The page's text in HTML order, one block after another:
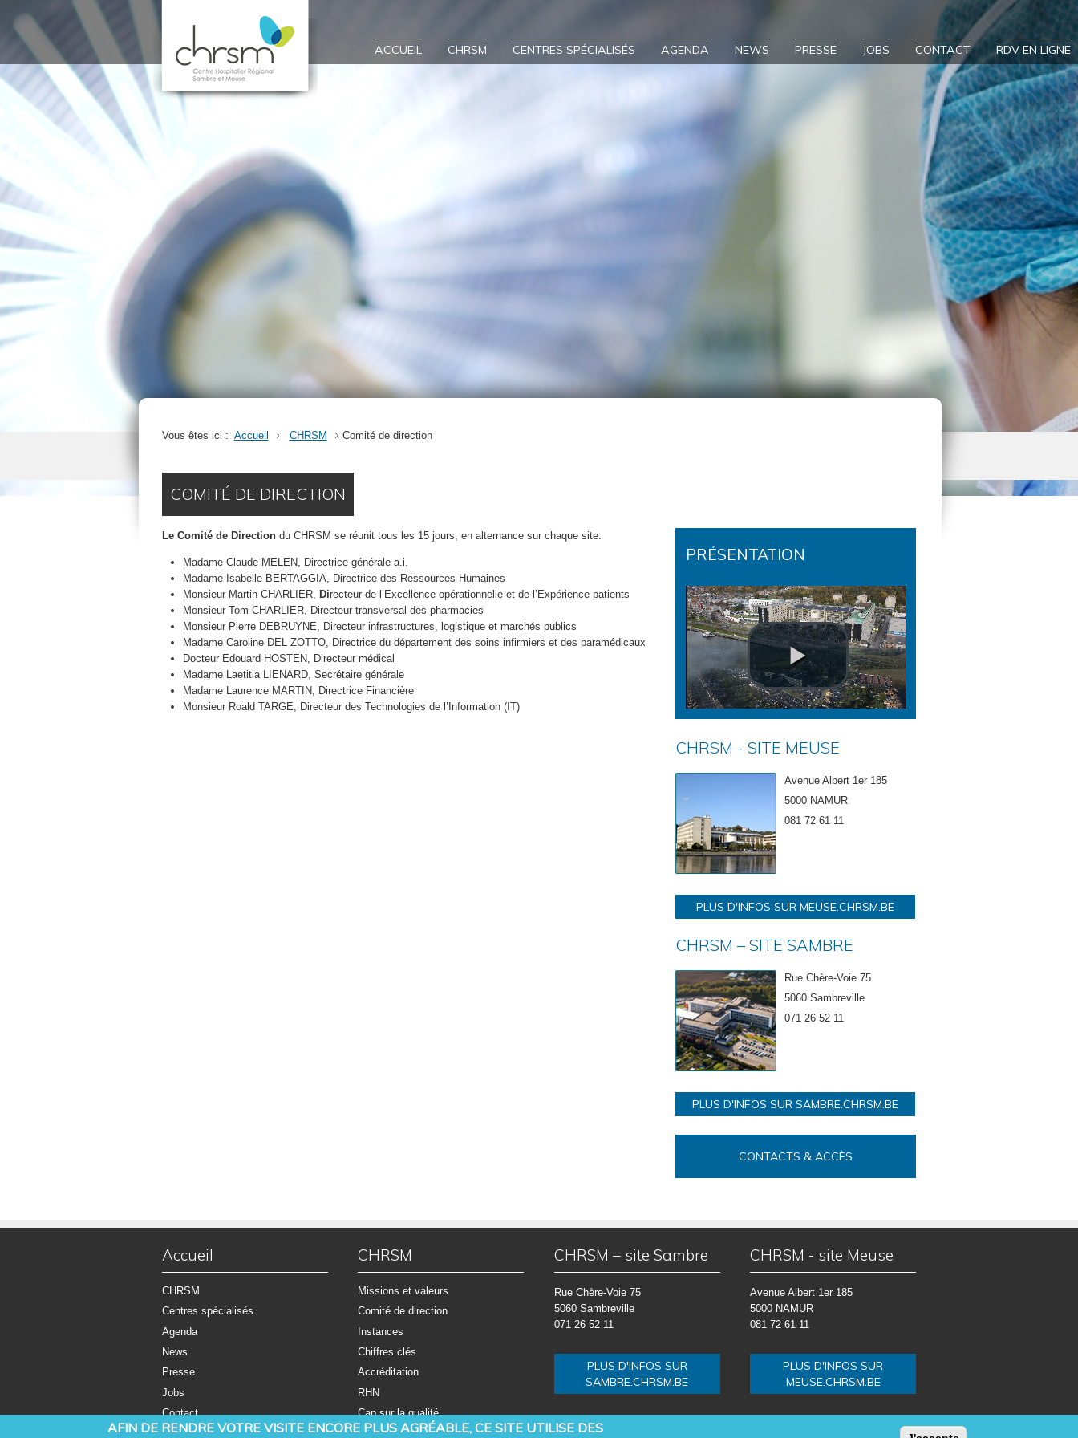
ACCUEIL CHRSM CENTRES SPÉCIALISÉS AGENDA NEWS PRESSE JOBS CONTACT RDV EN LIGNE
Vous êtes ici : Accueil CHRSM Comité de direction
COMITÉ DE DIRECTION
Le Comité de Direction du CHRSM se réunit tous les 15 jours, en alternance sur chaque site:
Madame Claude MELEN, Directrice générale a.i.
Madame Isabelle BERTAGGIA, Directrice des Ressources Humaines
Monsieur Martin CHARLIER, Directeur de l’Excellence opérationnelle et de l’Expérience patients
Monsieur Tom CHARLIER, Directeur transversal des pharmacies
Monsieur Pierre DEBRUYNE, Directeur infrastructures, logistique et marchés publics
Madame Caroline DEL ZOTTO, Directrice du département des soins infirmiers et des paramédicaux
Docteur Edouard HOSTEN, Directeur médical
Madame Laetitia LIENARD, Secrétaire générale
Madame Laurence MARTIN, Directrice Financière
Monsieur Roald TARGE, Directeur des Technologies de l’Information (IT)
PRÉSENTATION
CHRSM - SITE MEUSE
Avenue Albert 1er 185
5000 NAMUR
081 72 61 11
PLUS D'INFOS SUR MEUSE.CHRSM.BE
CHRSM – SITE SAMBRE
Rue Chère-Voie 75
5060 Sambreville
071 26 52 11
PLUS D'INFOS SUR SAMBRE.CHRSM.BE
CONTACTS & ACCÈS
Accueil
CHRSM
Centres spécialisés
Agenda
News
Presse
Jobs
Contact
RDV en ligne
CHRSM
Missions et valeurs
Comité de direction
Instances
Chiffres clés
Accréditation
RHN
Cap sur la qualité
CHRSM – site Sambre
Rue Chère-Voie 75
5060 Sambreville
071 26 52 11
PLUS D'INFOS SUR
SAMBRE.CHRSM.BE
CHRSM - site Meuse
Avenue Albert 1er 185
5000 NAMUR
081 72 61 11
PLUS D'INFOS SUR
MEUSE.CHRSM.BE
AFIN DE RENDRE VOTRE VISITE ENCORE PLUS AGRÉABLE, CE SITE UTILISE DES